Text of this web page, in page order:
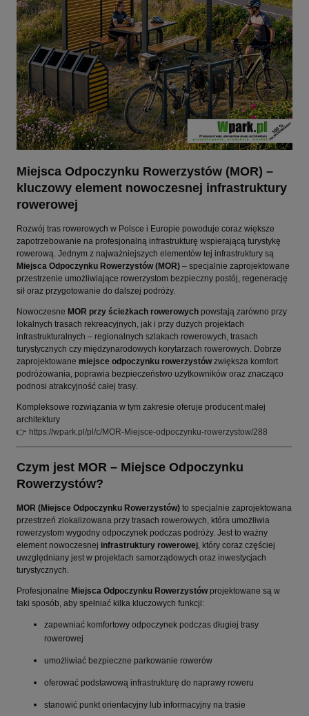
Miejsca Odpoczynku Rowerzystów (MOR) –
kluczowy element nowoczesnej infrastruktury
rowerowej
Rozwój tras rowerowych w Polsce i Europie powoduje coraz większe
zapotrzebowanie na profesjonalną infrastrukturę wspierającą turystykę
rowerową. Jednym z najważniejszych elementów tej infrastruktury są
Miejsca Odpoczynku Rowerzystów (MOR) – specjalnie zaprojektowane
przestrzenie umożliwiające rowerzystom bezpieczny postój, regenerację
sił oraz przygotowanie do dalszej podróży.
Nowoczesne MOR przy ścieżkach rowerowych powstają zarówno przy
lokalnych trasach rekreacyjnych, jak i przy dużych projektach
infrastrukturalnych – regionalnych szlakach rowerowych, trasach
turystycznych czy międzynarodowych korytarzach rowerowych. Dobrze
zaprojektowane miejsce odpoczynku rowerzystówzwiększa komfort
podróżowania, poprawia bezpieczeństwo użytkowników oraz znacząco
podnosi atrakcyjność całej trasy.
Kompleksowe rozwiązania w tym zakresie oferuje producent małej
architektury
👉 https://wpark.pl/pl/c/MOR-Miejsce-odpoczynku-rowerzystow/288
Czym jest MOR – Miejsce Odpoczynku
Rowerzystów?
MOR (Miejsce Odpoczynku Rowerzystów) to specjalnie zaprojektowana
przestrzeń zlokalizowana przy trasach rowerowych, która umożliwia
rowerzystom wygodny odpoczynek podczas podróży. Jest to ważny
element nowoczesnej infrastruktury rowerowej , który coraz częściej
uwzględniany jest w projektach samorządowych oraz inwestycjach
turystycznych.
Profesjonalne Miejsca Odpoczynku Rowerzystówprojektowane są w
taki sposób, aby spełniać kilka kluczowych funkcji:
zapewniać komfortowy odpoczynek podczas długiej trasy
rowerowej
umożliwiać bezpieczne parkowanie rowerów
oferować podstawową infrastrukturę do naprawy roweru
stanowić punkt orientacyjny lub informacyjny na trasie